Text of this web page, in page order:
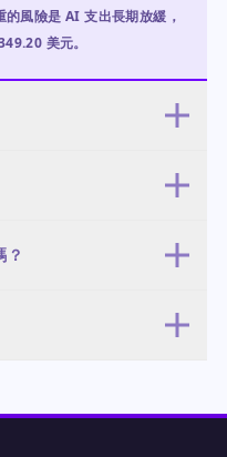
風險是 AI 支出長期放緩，
美元。
元一致。樂觀情境目標價為
果 AI 表現不如預期。最可能
利潤率穩定所推動。
指標衡量，它似乎被高估，
言，市場正在反映溫和成
強勁獲利，則存在上漲潛
？
長策略已獲得驗證。分析師